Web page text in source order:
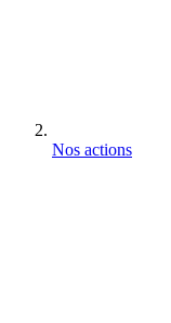
Nos actions